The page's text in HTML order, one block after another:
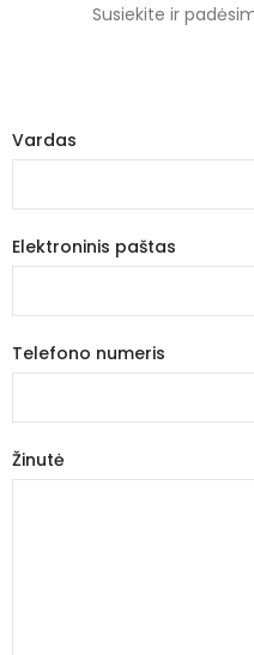
Susiekite ir
Vardas
Elektroninis paštas
Telefono numeris
Žinutė